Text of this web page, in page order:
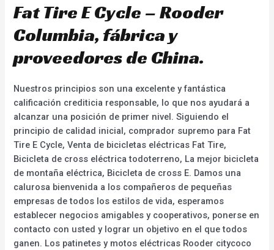
Fat Tire E Cycle – Rooder
Columbia, fábrica y
proveedores de China.
Nuestros principios son una excelente y fantástica
calificación crediticia responsable, lo que nos ayudará a
alcanzar una posición de primer nivel. Siguiendo el
principio de calidad inicial, comprador supremo para Fat
Tire E Cycle, Venta de bicicletas eléctricas Fat Tire,
Bicicleta de cross eléctrica todoterreno, La mejor bicicleta
de montaña eléctrica, Bicicleta de cross E. Damos una
calurosa bienvenida a los compañeros de pequeñas
empresas de todos los estilos de vida, esperamos
establecer negocios amigables y cooperativos, ponerse en
contacto con usted y lograr un objetivo en el que todos
ganen. Los patinetes y motos eléctricas Rooder citycoco